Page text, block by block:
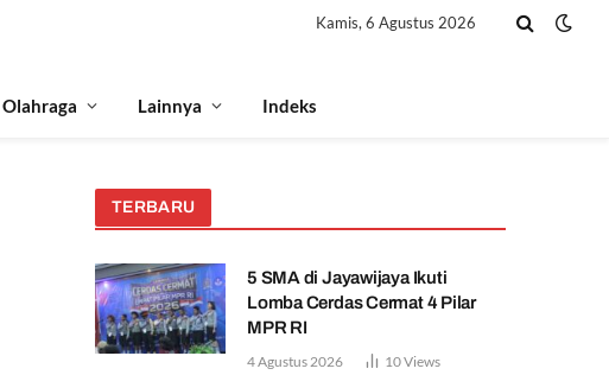
Kamis, 6 Agustus 2026
Olahraga Lainnya Indeks
TERBARU
5 SMA di Jayawijaya Ikuti
Lomba Cerdas Cermat 4 Pilar
MPR RI
4 Agustus 2026 10Views